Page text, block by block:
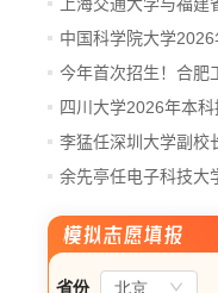
中国科学院大学
今年首次招生！合肥
企...
四川大学2026年本科
李猛任深圳大学副校
余先亭任电子科技大